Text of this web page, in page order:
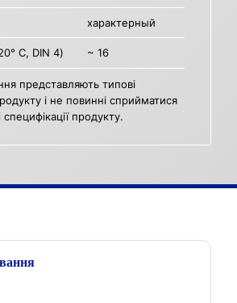
характерный
C, DIN 4) ~ 16
представляють типові
і не повинні сприйматися
специфікації продукту.